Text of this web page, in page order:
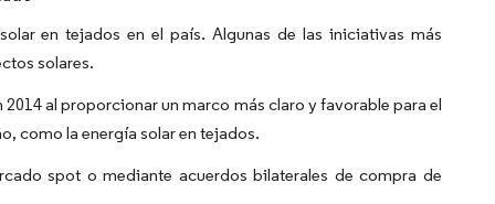
en tejados en el país. Algunas de las iniciativas más
solares.
al proporcionar un marco más claro y favorable para el
como la energía solar en tejados.
spot o mediante acuerdos bilaterales de compra de